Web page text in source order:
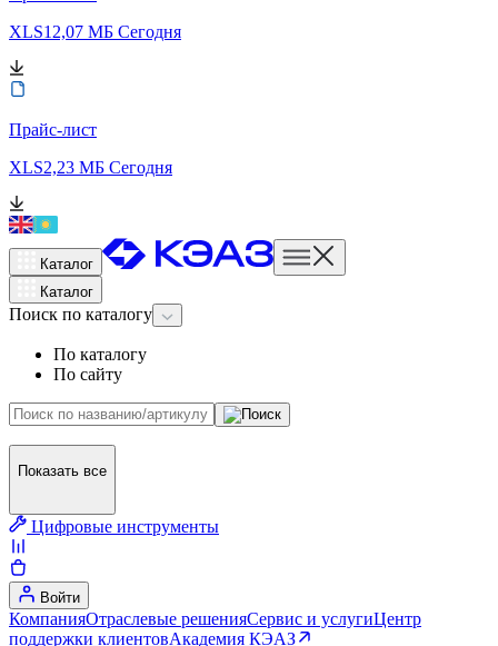
XLS12,07 МБ Сегодня
Прайс-лист
XLS2,23 МБ Сегодня
Каталог
Каталог
Поиск по каталогу
По каталогу
По сайту
Показать все
Цифровые инструменты
Войти
КомпанияОтраслевые решенияСервис и услугиЦентр
поддержки клиентовАкадемия КЭАЗ